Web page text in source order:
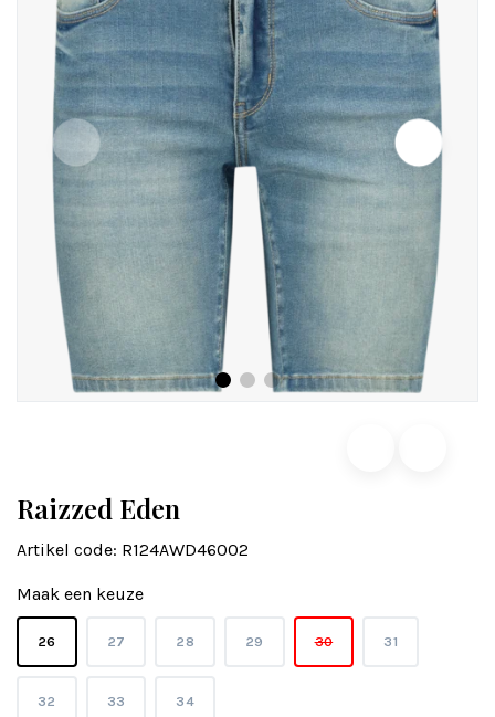
Raizzed Eden
Artikel code: R124AWD46002
Maak een keuze
26 27 28 29 30 31
32 33 34